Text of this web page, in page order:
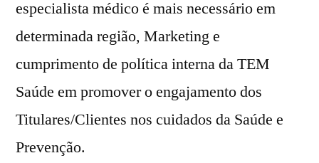
especialista médico é mais necessário em
determinada região, Marketing e
cumprimento de política interna da TEM
Saúde em promover o engajamento dos
Titulares/Clientes nos cuidados da Saúde e
Prevenção.